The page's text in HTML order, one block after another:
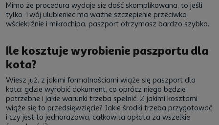
Mimo że procedura wydaje się dość skomplikowana, to jeśli
tylko Twój ulubieniec ma ważne szczepienie przeciwko
wściekliźnie i mikrochipa, paszport otrzymasz bardzo szybko.
Ile kosztuje wyrobienie paszportu dla
kota?
Wiesz już, z jakimi formalnościami wiąże się paszport dla
kota: gdzie wyrobić dokument, co oprócz niego będzie
potrzebne i jakie warunki trzeba spełnić. Z jakimi kosztami
wiąże się to przedsięwzięcie? Jakie środki trzeba przygotować
i czy jest to jednorazowa, całkowita opłata za wszelkie